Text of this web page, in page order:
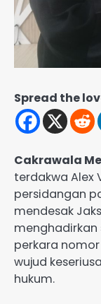
Spread the
Cakrawala
terdakwa Alex
persidangan
mendesak
menghadirkan
perkara nomor
wujud
hukum.